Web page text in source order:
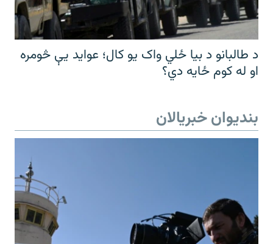
د طالبانو د بیا ځلي واک یو کال؛ عواید یې څومره
او له کوم ځایه دي؟
بندیوان خبریالان